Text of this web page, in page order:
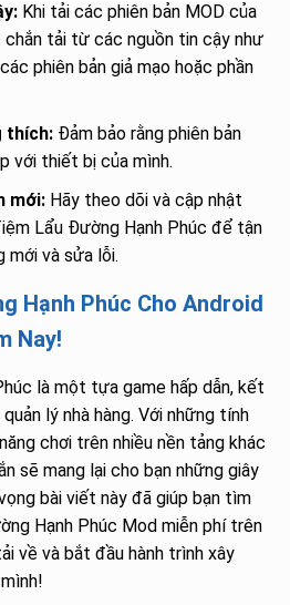
Khi tải các phiên bản MOD của
chắn tải từ các nguồn tin cậy như
phiên bản giả mạo hoặc phần
thích: Đảm bảo rằng phiên bản
với thiết bị của mình.
mới: Hãy theo dõi và cập nhật
Lẩu Đường Hạnh Phúc để tận
mới và sửa lỗi.
Hạnh Phúc Cho Android
Nay!
là một tựa game hấp dẫn, kết
lý nhà hàng. Với những tính
chơi trên nhiều nền tảng khác
sẽ mang lại cho bạn những giây
bài viết này đã giúp bạn tìm
Hạnh Phúc Mod miễn phí trên
về và bắt đầu hành trình xây